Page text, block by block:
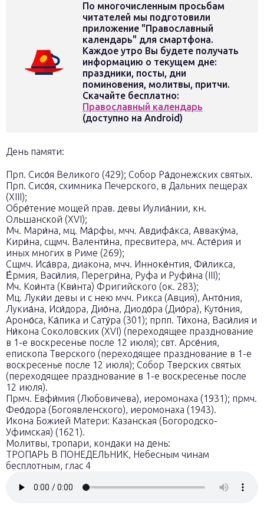
По многочисленным просьбам
читателей мы подготовили
приложение "Православный
календарь" для смартфона.
Каждое утро Вы будете получать
информацию о текущем дне:
праздники, посты, дни
поминовения, молитвы, притчи.
Скачайте бесплатно:
Православный календарь
(доступно на Android)
День памяти:
Прп. Сисо́я Великого (429); Собор Ра́донежских святых.
Прп. Сисо́я, схимника Печерского, в Дальних пещерах
(XIII);
Обре́тение мощей прав. девы Иулиа́нии, кн.
Ольшанской (XVI);
Мч. Мари́на, мц. Ма́рфы, мчч. Авдифа́кса, Авваку́ма,
Кири́на, сщмч. Валенти́на, пресвитера, мч. Асте́рия и
иных многих в Риме (269);
Сщмч. Иса́вра, диакона, мчч. Инноке́нтия, Фи́ликса,
Е́рмия, Васи́лия, Перегри́на, Руфа и Руфи́на (III);
Мч. Кои́нта (Кви́нта) Фригийского (ок. 283);
Мц. Луки́и девы и с нею мчч. Рикса (Авция), Анто́ния,
Лукиа́на, Иси́дора, Дио́на, Диодо́ра (Дио́ра), Куто́ния,
Ароно́са, Ка́пика и Сату́ра (301); прпп. Ти́хона, Васи́лия и
Ни́кона Соколовских (XVI) (переходящее празднование
в 1-е воскресенье после 12 июля); свт. Арсе́ния,
епископа Тверского (переходящее празднование в 1-е
воскресенье после 12 июля); Собор Тверских святых
(переходящее празднование в 1-е воскресенье после
12 июля).
Прмч. Евфи́мия (Любовичева), иеромонаха (1931); прмч.
Фео́дора (Богоявленского), иеромонаха (1943).
Икона Божией Матери: Казанская (Богородско-
Уфимская) (1621).
Молитвы, тропари, кондаки на день:
ТРОПАРЬ В ПОНЕДЕЛЬНИК, Небесным чинам
бесплотным, глас 4